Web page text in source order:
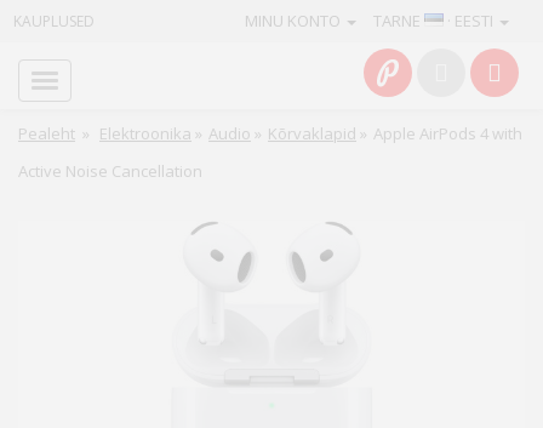
KAUPLUSED TARNE · EESTI
MINU KONTO
Pealeht » Elektroonika » Audio » Kõrvaklapid » Apple AirPods 4 with
Active Noise Cancellation
Info
Teenused